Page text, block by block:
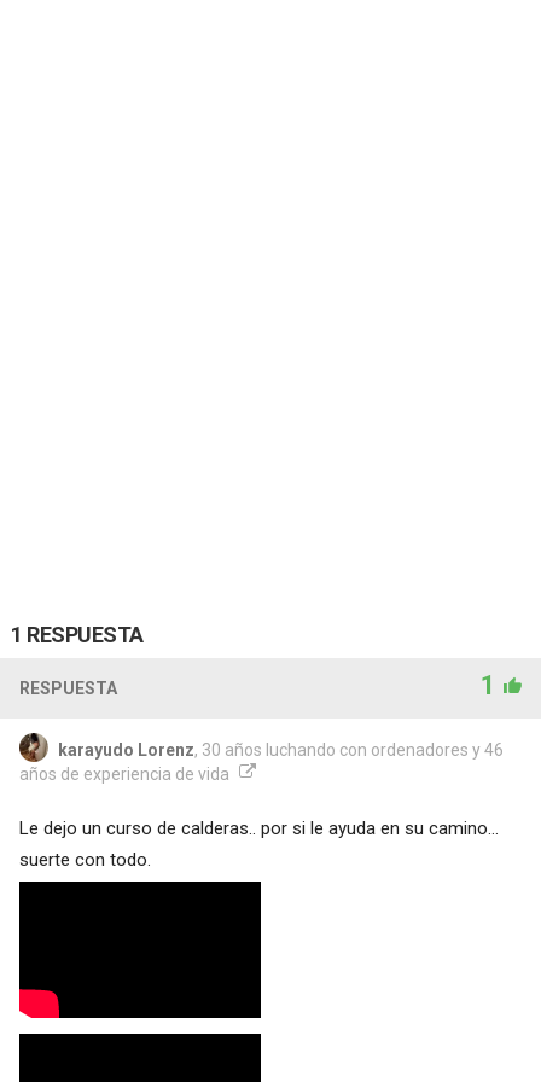
1 RESPUESTA
RESPUESTA 1
karayudo Lorenz, 30 años luchando con ordenadores y 46
años de experiencia de vida
Le dejo un curso de calderas.. por si le ayuda en su camino...
suerte con todo.